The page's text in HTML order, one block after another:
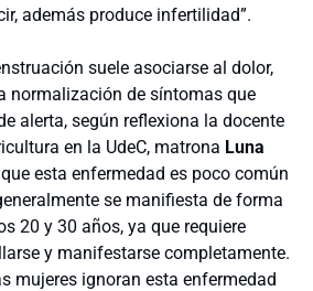
además produce infertilidad”.
suele asociarse al dolor,
normalización de síntomas que
alerta, según reflexiona la docente
en la UdeC, matrona Luna
esta enfermedad es poco común
se manifiesta de forma
20 y 30 años, ya que requiere
y manifestarse completamente.
mujeres ignoran esta enfermedad